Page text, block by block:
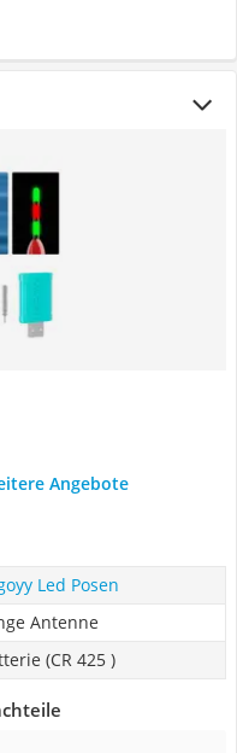
Angebote
Led Posen
Antenne
(CR 425 )